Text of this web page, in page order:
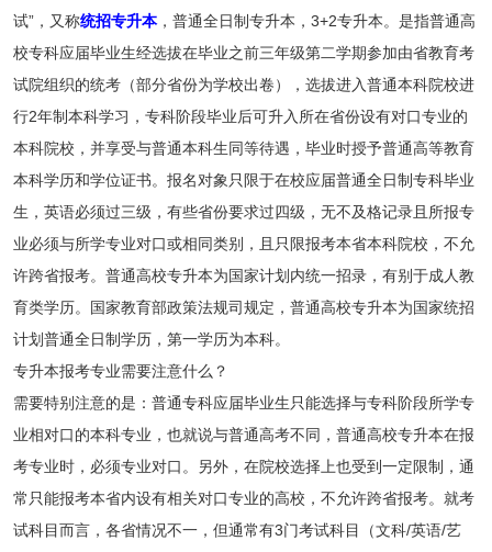
试”，又称统招专升本，普通全日制专升本，3+2专升本。是指普通高
校专科应届毕业生经选拔在毕业之前三年级第二学期参加由省教育考
试院组织的统考（部分省份为学校出卷），选拔进入普通本科院校进
行2年制本科学习，专科阶段毕业后可升入所在省份设有对口专业的
本科院校，并享受与普通本科生同等待遇，毕业时授予普通高等教育
本科学历和学位证书。报名对象只限于在校应届普通全日制专科毕业
生，英语必须过三级，有些省份要求过四级，无不及格记录且所报专
业必须与所学专业对口或相同类别，且只限报考本省本科院校，不允
许跨省报考。普通高校专升本为国家计划内统一招录，有别于成人教
育类学历。国家教育部政策法规司规定，普通高校专升本为国家统招
计划普通全日制学历，第一学历为本科。
专升本报考专业需要注意什么？
需要特别注意的是：普通专科应届毕业生只能选择与专科阶段所学专
业相对口的本科专业，也就说与普通高考不同，普通高校专升本在报
考专业时，必须专业对口。另外，在院校选择上也受到一定限制，通
常只能报考本省内设有相关对口专业的高校，不允许跨省报考。就考
试科目而言，各省情况不一，但通常有3门考试科目（文科/英语/艺